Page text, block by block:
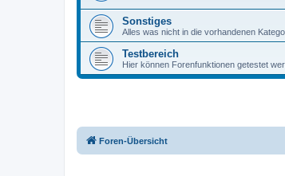
Sonstiges
Alles was nicht in die vorhandenen
Testbereich
Hier können Forenfunktionen getestet
Foren-Übersicht